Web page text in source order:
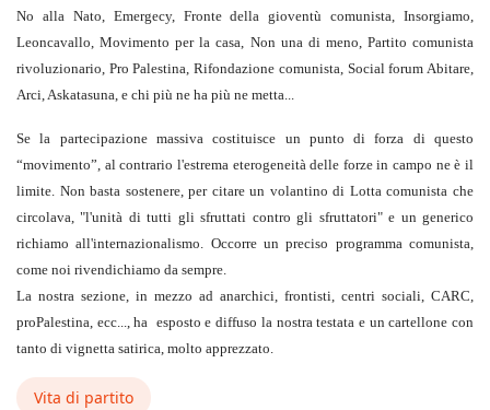
No alla Nato, Emergecy, Fronte della gioventù comunista, Insorgiamo,
Leoncavallo, Movimento per la casa, Non una di meno, Partito comunista
rivoluzionario, Pro Palestina, Rifondazione comunista, Social forum Abitare,
Arci, Askatasuna, e chi più ne ha più ne metta...
Se la partecipazione massiva costituisce un punto di forza di questo
“movimento”, al contrario l'estrema eterogeneità delle forze in campo ne è il
limite. Non basta sostenere, per citare un volantino di Lotta comunista che
circolava, "l'unità di tutti gli sfruttati contro gli sfruttatori" e un generico
richiamo all'internazionalismo. Occorre un preciso programma comunista,
come noi rivendichiamo da sempre.
La nostra sezione, in mezzo ad anarchici, frontisti, centri sociali, CARC,
proPalestina, ecc..., ha esposto e diffuso la nostra testata e un cartellone con
tanto di vignetta satirica, molto apprezzato.
Vita di partito